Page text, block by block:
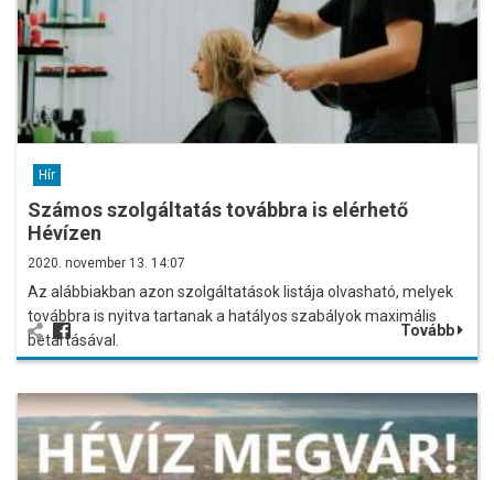
Hír
Számos szolgáltatás továbbra is elérhető
Hévízen
2020. november 13. 14:07
Az alábbiakban azon szolgáltatások listája olvasható, melyek
továbbra is nyitva tartanak a hatályos szabályok maximális
betartásával.
Tovább